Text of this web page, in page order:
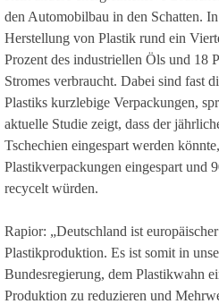
den Automobilbau in den Schatten.
Herstellung von Plastik rund ein
Prozent des industriellen Öls und 18
Stromes verbraucht. Dabei sind fast
Plastiks kurzlebige Verpackungen,
aktuelle Studie zeigt, dass der
Tschechien eingespart werden
Plastikverpackungen eingespart und
recycelt würden.
Rapior: „Deutschland ist
Plastikproduktion. Es ist somit in
Bundesregierung, dem Plastikwahn
Produktion zu reduzieren und